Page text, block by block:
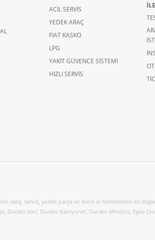
ACİL SERVİS
YEDEK ARAÇ
FIAT KASKO
LPG
YAKIT GÜVENCE SİSTEMİ
HIZLI SERVİS
satış, servis, yedek parça ve İkinci el hizmetlerini siz
Ducato Van, Ducato Kamyonet, Ducato Minibüs, Egea